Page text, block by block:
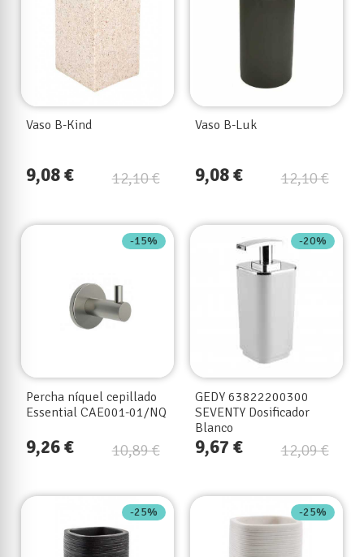
Vaso B-Kind
12,10 €
9,08 €
Vaso B-Luk
12,10 €
9,08 €
-15%
Percha níquel cepillado
Essential CAE001-01/NQ
10,89 €
9,26 €
-20%
GEDY 63822200300
SEVENTY Dosificador
Blanco
12,09 €
9,67 €
-25% -25%